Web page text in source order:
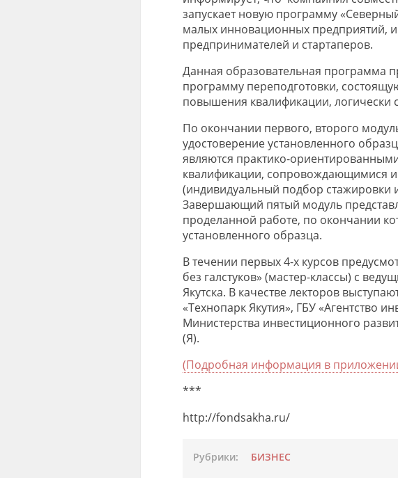
запускает новую программу
малых инновационных предприятий,
предпринимателей и стартаперов.
Данная образовательная программа
программу переподготовки,
повышения квалификации, логически
По окончании первого, второго
удостоверение установленного
являются практико-
квалификации, сопровождающимися
(индивидуальный подбор стажировки
Завершающий пятый модуль
проделанной работе, по окончании
установленного образца.
В течении первых 4-х курсов
без галстуков» (мастер-классы) с
Якутска. В качестве лекторов
«Технопарк Якутия», ГБУ «Агентство
Министерства инвестиционного
(Я).
(Подробная информация в
***
http://fondsakha.ru/
Рубрики: БИЗНЕС